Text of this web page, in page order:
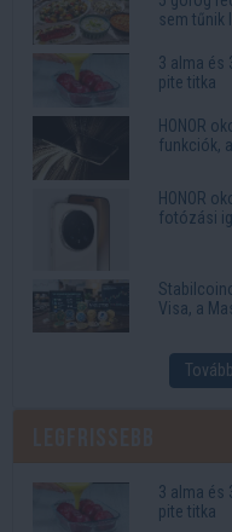
sem tűnik
3 alma és
pite titka
HONOR
funkciók,
HONOR
fotózási
Visa, a
3 alma és
pite titka